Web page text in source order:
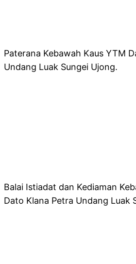
Paterana Kebawah Kaus YTM
Undang Luak Sungei Ujong.
Balai Istiadat dan Kediaman
Dato Klana Petra Undang Luak